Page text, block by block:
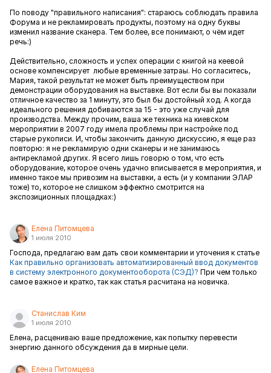
По поводу "правильного написания": стараюсь соблюдать правила
Форума и не рекламировать продукты, поэтому на одну буквы
изменил название сканера. Тем более, все понимают, о чём идет
речь:)
Действительно, сложность и успех операции с книгой на кеевой
основе компенсирует любые временные затраы. Но согласитесь,
Мария, такой результат не может быть преимуществом при
демонстрации оборудования на выставке. Вот если бы вы показали
отличное качество за 1 минуту, это был бы достойный ход. А когда
идеального решения добиваются за 15 - это уже случай для
производства. Между прочим, ваша же техника на киевском
мероприятии в 2007 году имела проблемы при настройке под
старые рукописи. И, чтобы закончить данную дискуссию, я еще раз
повторю: я не рекламирую одни сканеры и не занимаюсь
антирекламой других. Я всего лишь говорю о том, что есть
оборудование, которое очень удачно вписывается в мероприятия, и
именно такое мы привозим на выставки, а есть (и у компании ЭЛАР
тоже) то, которое не слишком эффектно смотрится на
экспозиционных площадках:)
Елена Питомцева
1 июля 2010
Господа, предлагаю вам дать свои комментарии и уточения к статье
Как правильно организовать автоматизированный ввод документов
в систему электронного документооборота (СЭД)? При чем только
самое важное и кратко, так как статья расчитана на новичка.
Станислав Ким
1 июля 2010
Елена, расцениваю ваше предложение, как попытку перевести
энергию данного обсуждения да в мирные цели.
Елена Питомцева